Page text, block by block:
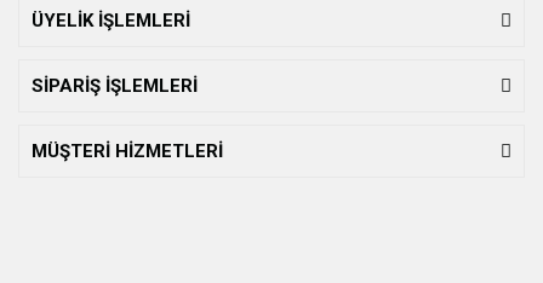
ÜYELİK İŞLEMLERİ
SİPARİŞ İŞLEMLERİ
MÜŞTERİ HİZMETLERİ